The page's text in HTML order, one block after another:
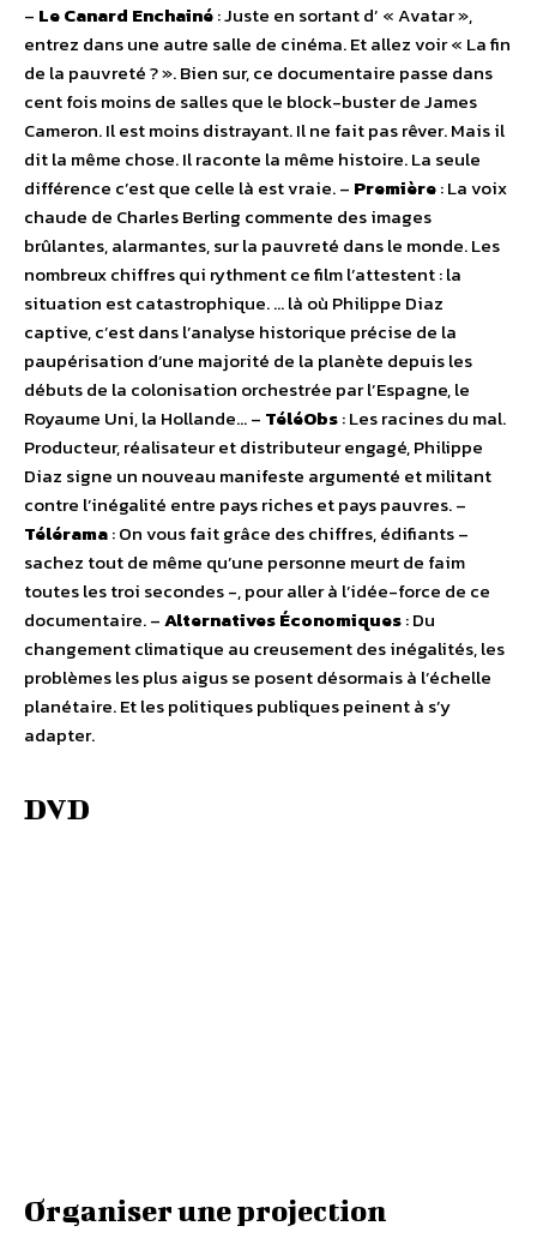
– Le Canard Enchainé: Juste en sortant d’ « Avatar »,
entrez dans une autre salle de cinéma. Et allez voir « La fin
de la pauvreté ? ». Bien sur, ce documentaire passe dans
cent fois moins de salles que le block-buster de James
Cameron. Il est moins distrayant. Il ne fait pas rêver. Mais il
dit la même chose. Il raconte la même histoire. La seule
différence c’est que celle là est vraie. – Première: La voix
chaude de Charles Berling commente des images
brûlantes, alarmantes, sur la pauvreté dans le monde. Les
nombreux chiffres qui rythment ce film l’attestent : la
situation est catastrophique. … là où Philippe Diaz
captive, c’est dans l’analyse historique précise de la
paupérisation d’une majorité de la planète depuis les
débuts de la colonisation orchestrée par l’Espagne, le
Royaume Uni, la Hollande… – TéléObs: Les racines du mal.
Producteur, réalisateur et distributeur engagé, Philippe
Diaz signe un nouveau manifeste argumenté et militant
contre l’inégalité entre pays riches et pays pauvres. –
Télérama: On vous fait grâce des chiffres, édifiants –
sachez tout de même qu’une personne meurt de faim
toutes les troi secondes -, pour aller à l’idée-force de ce
documentaire. –Alternatives Économiques: Du
changement climatique au creusement des inégalités, les
problèmes les plus aigus se posent désormais à l’échelle
planétaire. Et les politiques publiques peinent à s’y
adapter.
DVD
Organiser une projection